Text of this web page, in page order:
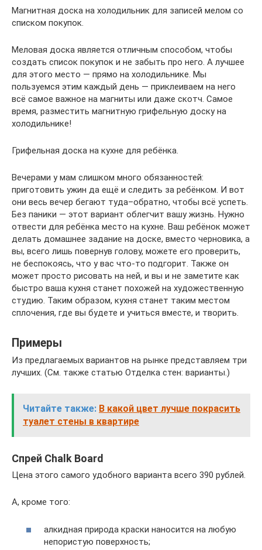
Магнитная доска на холодильник для записей мелом со
списком покупок.
Меловая доска является отличным способом, чтобы
создать список покупок и не забыть про него. А лучшее
для этого место — прямо на холодильнике. Мы
пользуемся этим каждый день — приклеиваем на него
всё самое важное на магниты или даже скотч. Самое
время, разместить магнитную грифельную доску на
холодильнике!
Грифельная доска на кухне для ребёнка.
Вечерами у мам слишком много обязанностей:
приготовить ужин да ещё и следить за ребёнком. И вот
они весь вечер бегают туда–обратно, чтобы всё успеть.
Без паники — этот вариант облегчит вашу жизнь. Нужно
отвести для ребёнка место на кухне. Ваш ребёнок может
делать домашнее задание на доске, вместо черновика, а
вы, всего лишь повернув голову, можете его проверить,
не беспокоясь, что у вас что-то подгорит. Также он
может просто рисовать на ней, и вы и не заметите как
быстро ваша кухня станет похожей на художественную
студию. Таким образом, кухня станет таким местом
сплочения, где вы будете и учиться вместе, и творить.
Примеры
Из предлагаемых вариантов на рынке представляем три
лучших. (См. также статью Отделка стен: варианты.)
Читайте также: В какой цвет лучше покрасить
туалет стены в квартире
Спрей Chalk Board
Цена этого самого удобного варианта всего 390 рублей.
А, кроме того:
алкидная природа краски наносится на любую
непористую поверхность;